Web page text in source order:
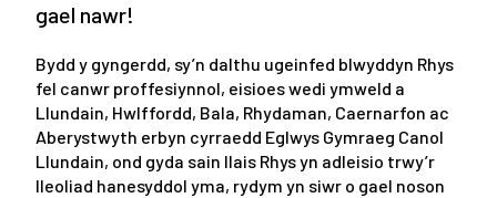
gael nawr!
Bydd y gyngerdd, sy’n dalthu ugeinfed blwyddyn Rhys
fel canwr proffesiynnol, eisioes wedi ymweld a
Llundain, Hwlffordd, Bala, Rhydaman, Caernarfon ac
Aberystwyth erbyn cyrraedd Eglwys Gymraeg Canol
Llundain, ond gyda sain llais Rhys yn adleisio trwy’r
lleoliad hanesyddol yma, rydym yn siwr o gael noson